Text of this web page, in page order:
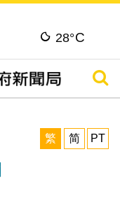
28°C
搜尋
繁
简 PT